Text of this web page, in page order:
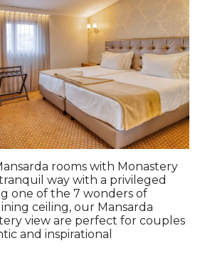
rooms with Monastery
way with a privileged
one of the 7 wonders of
ceiling, our Mansarda
view are perfect for couples
and inspirational